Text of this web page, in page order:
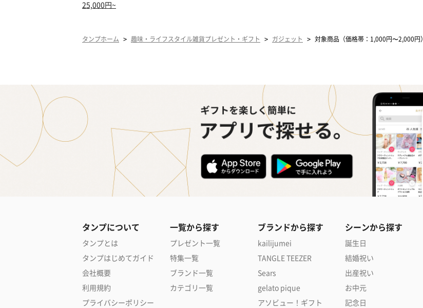
25,000円~
タンプホーム > 趣味・ライフスタイル雑貨プレゼント・ギフト > ガジェット > 対象商品（価格帯：1,000円〜2,000円）
タンプについて
タンプとは
タンプはじめてガイド
会社概要
利用規約
プライバシーポリシー
一覧から探す
プレゼント一覧
特集一覧
ブランド一覧
カテゴリ一覧
ブランドから探す
kailijumei
TANGLE TEEZER
Sears
gelato pique
アソビュー！ギフト
シーンから探す
誕生日
結婚祝い
出産祝い
お中元
記念日